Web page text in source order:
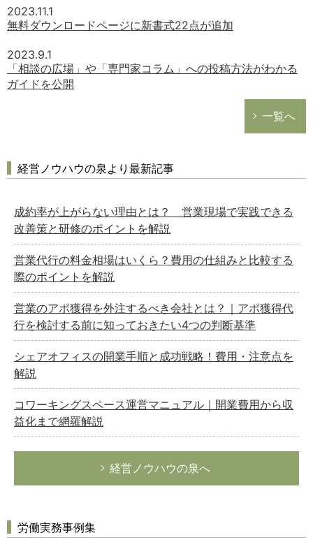
2023.11.1
無料ダウンロードページに新書式22点が追加
2023.9.1
「相談の広場」や「専門家コラム」への投稿方法がわかる
ガイドを公開
一覧へ
経営ノウハウの泉より最新記事
成約率が上がらない理由とは？ 営業現場で実践できる
改善策と研修のポイントを解説
営業代行の料金相場はいくら？費用の仕組みと比較する
際のポイントを解説
営業のアポ獲得を外注するべき会社とは？｜アポ獲得代
行を検討する前に知っておきたい4つの判断基準
シェアオフィスの開業手順と成功戦略！費用・注意点を
解説
コワーキングスペース運営マニュアル｜開業費用から収
益化まで網羅解説
経営ノウハウの泉へ
労働実務事例集